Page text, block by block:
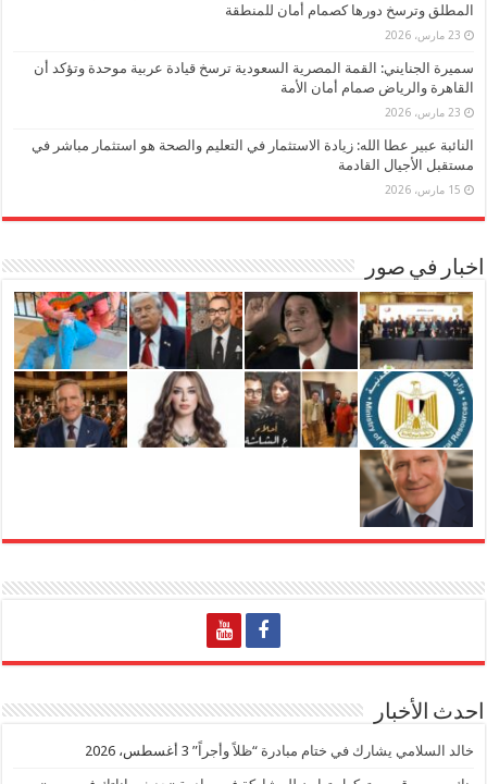
المطلق وترسخ دورها كصمام أمان للمنطقة
23 مارس، 2026
سميرة الجنايني: القمة المصرية السعودية ترسخ قيادة عربية موحدة وتؤكد أن
القاهرة والرياض صمام أمان الأمة
23 مارس، 2026
النائبة عبير عطا الله: زيادة الاستثمار في التعليم والصحة هو استثمار مباشر في
مستقبل الأجيال القادمة
15 مارس، 2026
اخبار في صور
احدث الأخبار
خالد السلامي يشارك في ختام مبادرة “ظلاً وأجراً” 3 أغسطس، 2026